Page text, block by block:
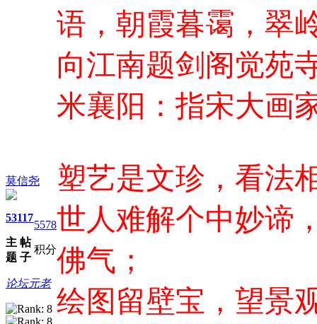
莫信尧
53
主
题
117
帖
子
5578
积分
论坛元老
语，朝霞暮霭，翠
向江南题剑阁觉
米襄阳：指宋大画
塑艺是文珍，看法
世人难解个中妙谛
佛气；
绘图留壁宝，望景